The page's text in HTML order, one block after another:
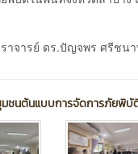
จารย์ ดร.ปัญจพร ศรีชน
ชนต้นแบบการจัดการภัยพิ